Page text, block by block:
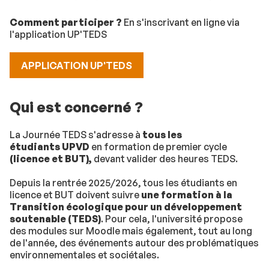
Comment participer ? En s'inscrivant en ligne via
l'application UP'TEDS
APPLICATION UP'TEDS
Qui est concerné ?
La Journée TEDS s'adresse à tous les
étudiants UPVD en formation de premier cycle
(licence et BUT), devant valider des heures TEDS.
Depuis la rentrée 2025/2026, tous les étudiants en
licence et BUT doivent suivre une formation à la
Transition écologique pour un développement
soutenable (TEDS). Pour cela, l'université propose
des modules sur Moodle mais également, tout au long
de l'année, des événements autour des problématiques
environnementales et sociétales.